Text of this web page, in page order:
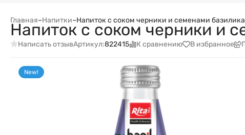
Главная–Напитки–Напиток с соком черники и семенами
Напиток с соком черники и
Написать отзывАртикул:822415 К сравнению В избранное
New!